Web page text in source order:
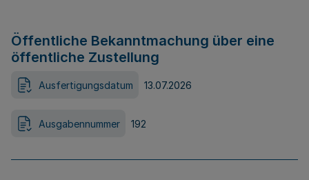
Öffentliche Bekanntmachung über eine
öffentliche Zustellung
Ausfertigungsdatum 13.07.2026
Ausgabennummer 192